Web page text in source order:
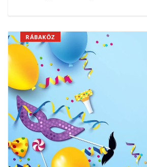
RÁBAKÖZ